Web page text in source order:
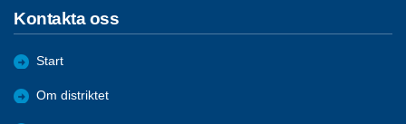
Kontakta oss
Start
Om distriktet